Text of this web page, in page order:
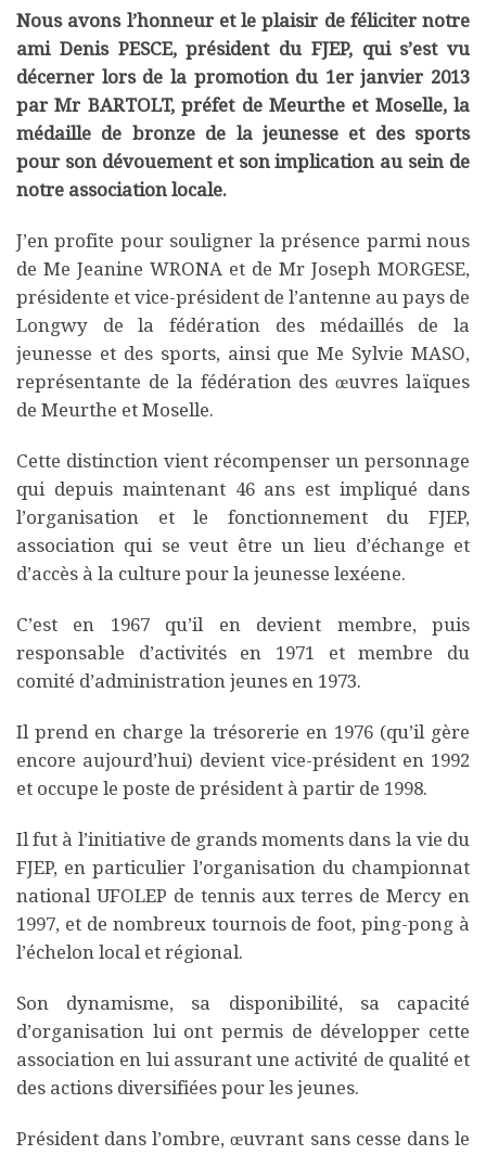
Nous avons l’honneur et le plaisir de féliciter notre
ami Denis PESCE, président du FJEP, qui s’est vu
décerner lors de la promotion du 1er janvier 2013
par Mr BARTOLT, préfet de Meurthe et Moselle, la
médaille de bronze de la jeunesse et des sports
pour son dévouement et son implication au sein de
notre association locale.
J’en profite pour souligner la présence parmi nous
de Me Jeanine WRONA et de Mr Joseph MORGESE,
présidente et vice-président de l’antenne au pays de
Longwy de la fédération des médaillés de la
jeunesse et des sports, ainsi que Me Sylvie MASO,
représentante de la fédération des œuvres laïques
de Meurthe et Moselle.
Cette distinction vient récompenser un personnage
qui depuis maintenant 46 ans est impliqué dans
l’organisation et le fonctionnement du FJEP,
association qui se veut être un lieu d’échange et
d’accès à la culture pour la jeunesse lexéene.
C’est en 1967 qu’il en devient membre, puis
responsable d’activités en 1971 et membre du
comité d’administration jeunes en 1973.
Il prend en charge la trésorerie en 1976 (qu’il gère
encore aujourd’hui) devient vice-président en 1992
et occupe le poste de président à partir de 1998.
Il fut à l’initiative de grands moments dans la vie du
FJEP, en particulier l’organisation du championnat
national UFOLEP de tennis aux terres de Mercy en
1997, et de nombreux tournois de foot, ping-pong à
l’échelon local et régional.
Son dynamisme, sa disponibilité, sa capacité
d’organisation lui ont permis de développer cette
association en lui assurant une activité de qualité et
des actions diversifiées pour les jeunes.
Président dans l’ombre, œuvrant sans cesse dans le